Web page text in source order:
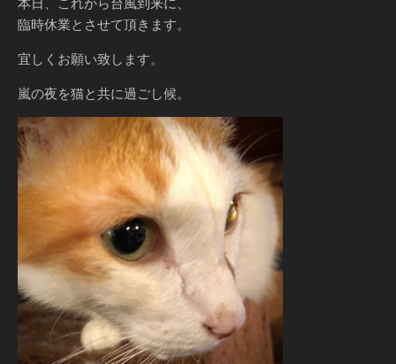
臨時休業とさせて頂きます。
宜しくお願い致します。
嵐の夜を猫と共に過ごし候。